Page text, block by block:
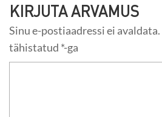
KIRJUTA ARVAMUS
Sinu e-postiaadressi ei avaldata.
tähistatud *-ga